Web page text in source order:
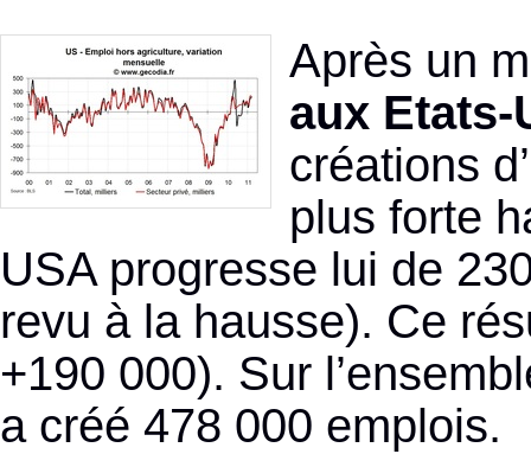
Après un
aux
créations
plus forte
USA progresse lui de
revu à la hausse). Ce
+190 000). Sur
a créé 478 000 emplois.